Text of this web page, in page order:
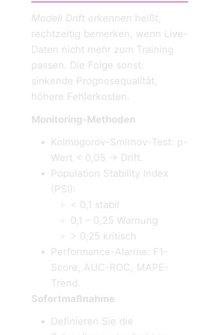
Modell Drift erkennen heißt,
rechtzeitig bemerken, wenn Live-
Daten nicht mehr zum Training
passen. Die Folge sonst:
sinkende Prognosequalität,
höhere Fehlerkosten.
Monitoring-Methoden
Kolmogorov-Smirnov-Test: p-
Wert < 0,05 → Drift.
Population Stability Index
(PSI):
< 0,1 stabil
0,1 – 0,25 Warnung
> 0,25 kritisch
Performance-Alarme: F1-
Score, AUC-ROC, MAPE-
Trend.
Sofortmaßnahme
Definieren Sie die